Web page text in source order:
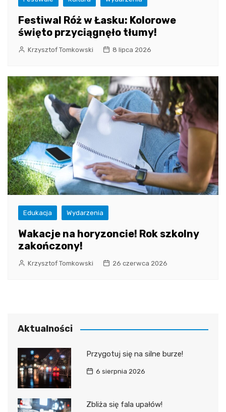
Festiwal Róż w Łasku: Kolorowe
święto przyciągnęło tłumy!
Krzysztof Tomkowski 8 lipca 2026
Edukacja Wydarzenia
Wakacje na horyzoncie! Rok szkolny
zakończony!
Krzysztof Tomkowski 26 czerwca 2026
Aktualności
Przygotuj się na silne burze!
6 sierpnia 2026
Zbliża się fala upałów!